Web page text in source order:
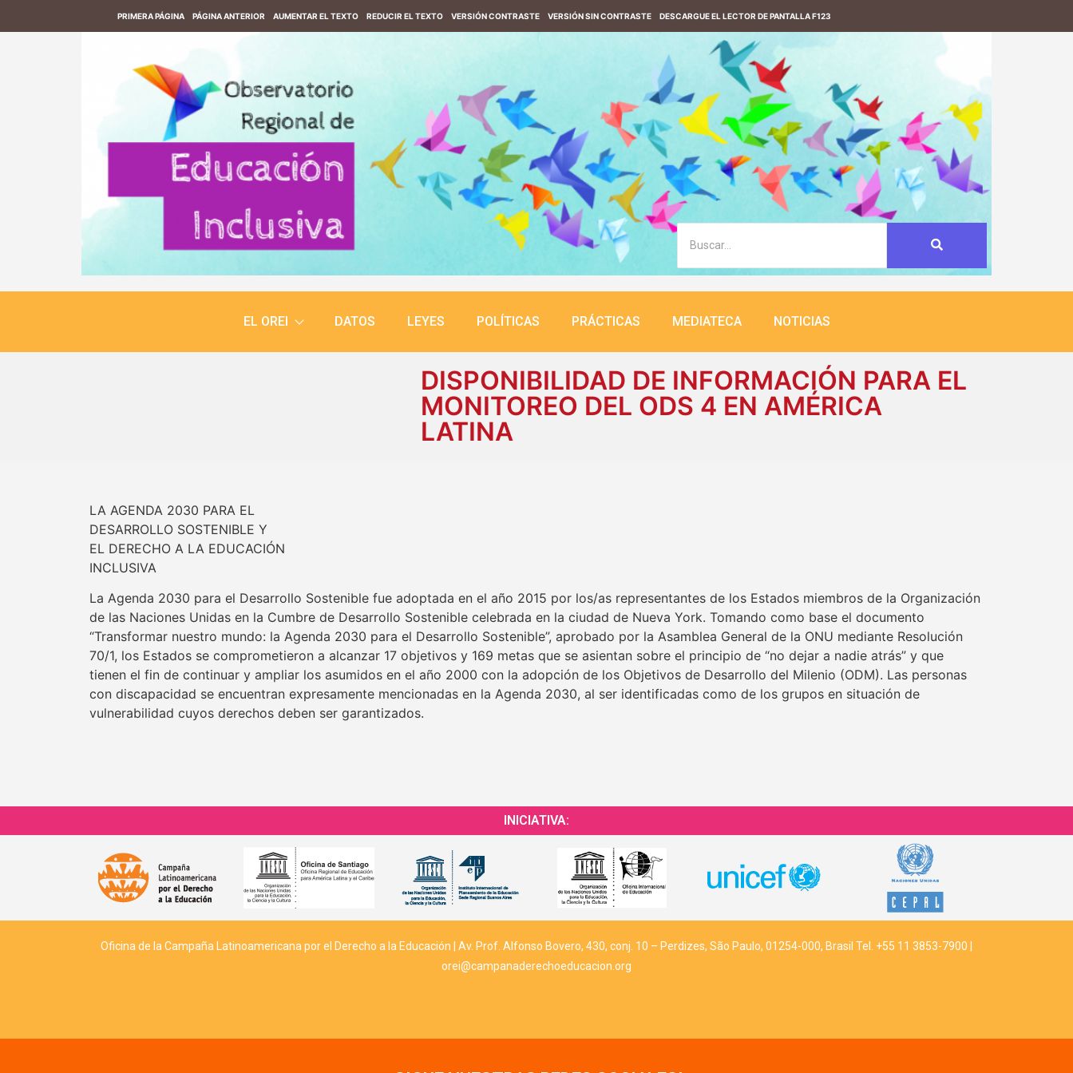
PRIMERA PÁGINA PÁGINA ANTERIOR AUMENTAR EL TEXTO REDUCIR EL TEXTO VERSIÓN CONTRASTE VERSIÓN SIN CONTRASTE DESCARGUE EL LECTOR DE PANTALLA F123
EL OREI DATOS LEYES POLÍTICAS PRÁCTICAS MEDIATECA NOTICIAS
DISPONIBILIDAD DE INFORMACIÓN PARA EL
MONITOREO DEL ODS 4 EN AMÉRICA
LATINA
LA AGENDA 2030 PARA EL
DESARROLLO SOSTENIBLE Y
EL DERECHO A LA EDUCACIÓN
INCLUSIVA
La Agenda 2030 para el Desarrollo Sostenible fue adoptada en el año 2015 por los/as representantes de los Estados miembros de la Organización
de las Naciones Unidas en la Cumbre de Desarrollo Sostenible celebrada en la ciudad de Nueva York. Tomando como base el documento
“Transformar nuestro mundo: la Agenda 2030 para el Desarrollo Sostenible”, aprobado por la Asamblea General de la ONU mediante Resolución
70/1, los Estados se comprometieron a alcanzar 17 objetivos y 169 metas que se asientan sobre el principio de “no dejar a nadie atrás” y que
tienen el fin de continuar y ampliar los asumidos en el año 2000 con la adopción de los Objetivos de Desarrollo del Milenio (ODM). Las personas
con discapacidad se encuentran expresamente mencionadas en la Agenda 2030, al ser identificadas como de los grupos en situación de
vulnerabilidad cuyos derechos deben ser garantizados.
INICIATIVA:
Oficina de la Campaña Latinoamericana por el Derecho a la Educación | Av. Prof. Alfonso Bovero, 430, conj. 10 – Perdizes, São Paulo, 01254-000, Brasil Tel. +55 11 3853-7900 |
orei@campanaderechoeducacion.org